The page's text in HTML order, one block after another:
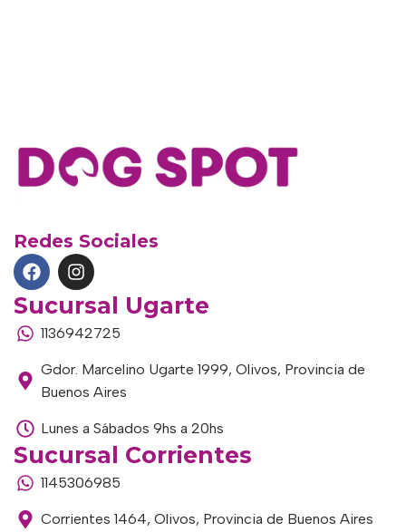
Redes Sociales
Sucursal Ugarte
1136942725
Gdor. Marcelino Ugarte 1999, Olivos, Provincia de
Buenos Aires
Lunes a Sábados 9hs a 20hs
Sucursal Corrientes
1145306985
Corrientes 1464, Olivos, Provincia de Buenos Aires